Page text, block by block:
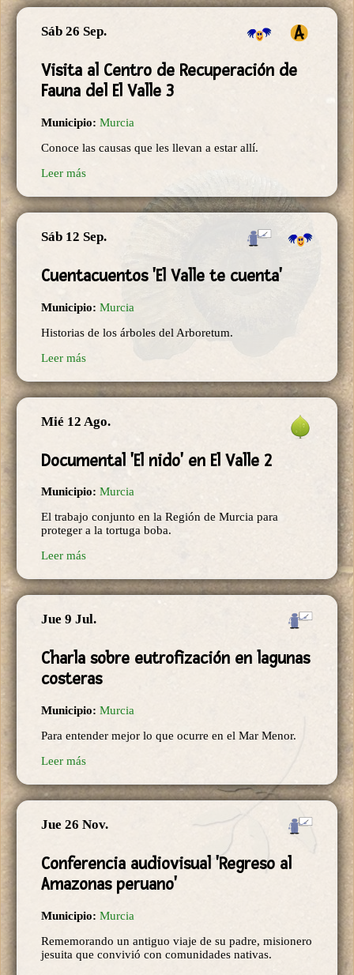
Sáb 26 Sep.
Visita al Centro de Recuperación de
Fauna del El Valle 3
Municipio: Murcia
Conoce las causas que les llevan a estar allí.
Leer más
Sáb 12 Sep.
Cuentacuentos 'El Valle te cuenta'
Municipio: Murcia
Historias de los árboles del Arboretum.
Leer más
Mié 12 Ago.
Documental 'El nido' en El Valle 2
Municipio: Murcia
El trabajo conjunto en la Región de Murcia para
proteger a la tortuga boba.
Leer más
Jue 9 Jul.
Charla sobre eutrofización en lagunas
costeras
Municipio: Murcia
Para entender mejor lo que ocurre en el Mar Menor.
Leer más
Jue 26 Nov.
Conferencia audiovisual 'Regreso al
Amazonas peruano'
Municipio: Murcia
Rememorando un antiguo viaje de su padre, misionero
jesuita que convivió con comunidades nativas.